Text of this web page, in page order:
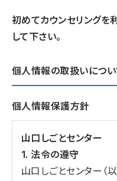
初めてカウンセリング
して下さい。
個人情報の取扱いにつ
個人情報保護方針
山口しごとセンター
1. 法令の遵守
山口しごとセンター（